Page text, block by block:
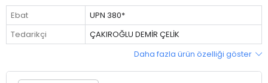
Ebat
UPN 380*
Tedarikçi
ÇAKIROĞLU DEMİR ÇELİK
Daha fazla ürün özelliği göster